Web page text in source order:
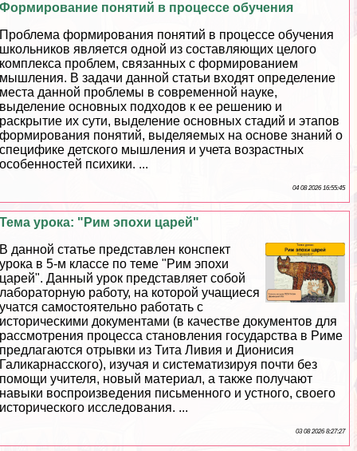
Формирование понятий в процессе обучения
Проблема формирования понятий в процессе обучения
школьников является одной из составляющих целого
комплекса проблем, связанных с формированием
мышления. В задачи данной статьи входят определение
места данной проблемы в современной науке,
выделение основных подходов к ее решению и
раскрытие их сути, выделение основных стадий и этапов
формирования понятий, выделяемых на основе знаний о
специфике детского мышления и учета возрастных
особенностей психики. ...
04 08 2026 16:55:45
Тема урока: "Рим эпохи царей"
В данной статье представлен конспект
урока в 5-м классе по теме "Рим эпохи
царей". Данный урок представляет собой
лабораторную работу, на которой учащиеся
учатся самостоятельно работать с
историческими документами (в качестве документов для
рассмотрения процесса становления государства в Риме
предлагаются отрывки из Тита Ливия и Дионисия
Галикарнасского), изучая и систематизируя почти без
помощи учителя, новый материал, а также получают
навыки воспроизведения письменного и устного, своего
исторического исследования. ...
03 08 2026 8:27:27